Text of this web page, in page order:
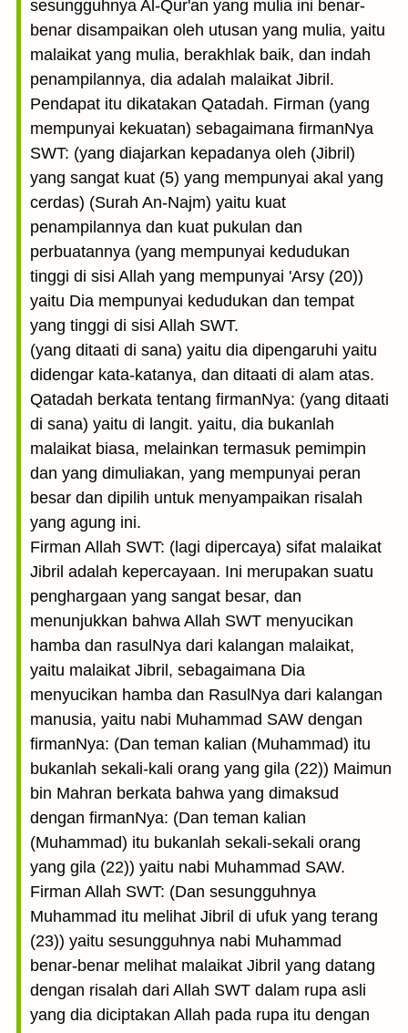
sesungguhnya Al-Qur'an yang mulia ini benar-
benar disampaikan oleh utusan yang mulia, yaitu
malaikat yang mulia, berakhlak baik, dan indah
penampilannya, dia adalah malaikat Jibril.
Pendapat itu dikatakan Qatadah. Firman (yang
mempunyai kekuatan) sebagaimana firmanNya
SWT: (yang diajarkan kepadanya oleh (Jibril)
yang sangat kuat (5) yang mempunyai akal yang
cerdas) (Surah An-Najm) yaitu kuat
penampilannya dan kuat pukulan dan
perbuatannya (yang mempunyai kedudukan
tinggi di sisi Allah yang mempunyai 'Arsy (20))
yaitu Dia mempunyai kedudukan dan tempat
yang tinggi di sisi Allah SWT.
(yang ditaati di sana) yaitu dia dipengaruhi yaitu
didengar kata-katanya, dan ditaati di alam atas.
Qatadah berkata tentang firmanNya: (yang ditaati
di sana) yaitu di langit. yaitu, dia bukanlah
malaikat biasa, melainkan termasuk pemimpin
dan yang dimuliakan, yang mempunyai peran
besar dan dipilih untuk menyampaikan risalah
yang agung ini.
Firman Allah SWT: (lagi dipercaya) sifat malaikat
Jibril adalah kepercayaan. Ini merupakan suatu
penghargaan yang sangat besar, dan
menunjukkan bahwa Allah SWT menyucikan
hamba dan rasulNya dari kalangan malaikat,
yaitu malaikat Jibril, sebagaimana Dia
menyucikan hamba dan RasulNya dari kalangan
manusia, yaitu nabi Muhammad SAW dengan
firmanNya: (Dan teman kalian (Muhammad) itu
bukanlah sekali-kali orang yang gila (22)) Maimun
bin Mahran berkata bahwa yang dimaksud
dengan firmanNya: (Dan teman kalian
(Muhammad) itu bukanlah sekali-sekali orang
yang gila (22)) yaitu nabi Muhammad SAW.
Firman Allah SWT: (Dan sesungguhnya
Muhammad itu melihat Jibril di ufuk yang terang
(23)) yaitu sesungguhnya nabi Muhammad
benar-benar melihat malaikat Jibril yang datang
dengan risalah dari Allah SWT dalam rupa asli
yang dia diciptakan Allah pada rupa itu dengan